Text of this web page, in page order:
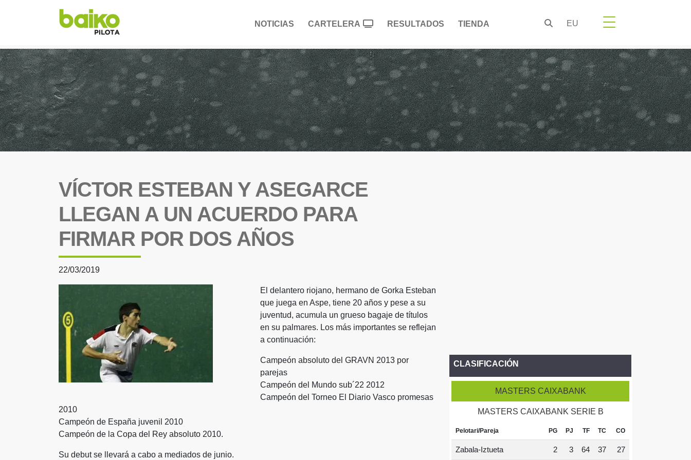
NOTICIAS CARTELERA RESULTADOS TIENDA EU
VÍCTOR ESTEBAN Y ASEGARCE
LLEGAN A UN ACUERDO PARA
FIRMAR POR DOS AÑOS
22/03/2019
El delantero riojano, hermano de Gorka Esteban
que juega en Aspe, tiene 20 años y pese a su
juventud, acumula un grueso bagaje de títulos
en su palmares. Los más importantes se reflejan
a continuación:
Campeón absoluto del GRAVN 2013 por
parejas
Campeón del Mundo sub´22 2012
Campeón del Torneo El Diario Vasco promesas
2010
Campeón de España juvenil 2010
Campeón de la Copa del Rey absoluto 2010.
Su debut se llevará a cabo a mediados de junio.
CLASIFICACIÓN
MASTERS CAIXABANK
MASTERS CAIXABANK SERIE B
Pelotari/Pareja PG PJ TF TC CO
Zabala-Iztueta 2 3 64 37 27